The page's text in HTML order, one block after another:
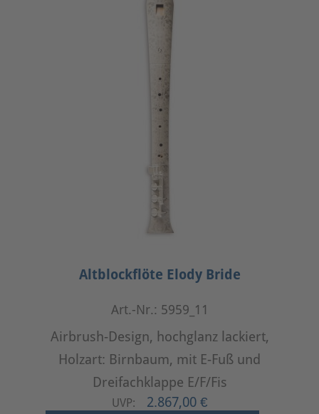
Altblockflöte Elody Bride
Art.-Nr.: 5959_11
Airbrush-Design, hochglanz lackiert,
Holzart: Birnbaum, mit E-Fuß und
Dreifachklappe E/F/Fis
UVP: 2.867,00 €